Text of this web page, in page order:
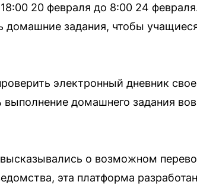
20 февраля до 8:00 24
домашние задания, чтобы
электронный дневник
выполнение домашнего задания
о возможном
эта платформа